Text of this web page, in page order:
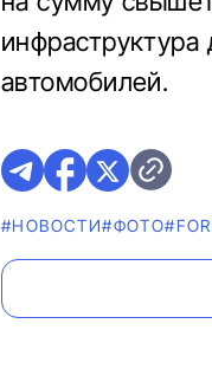
автомобилей.
#НОВОСТИ#ФОТО